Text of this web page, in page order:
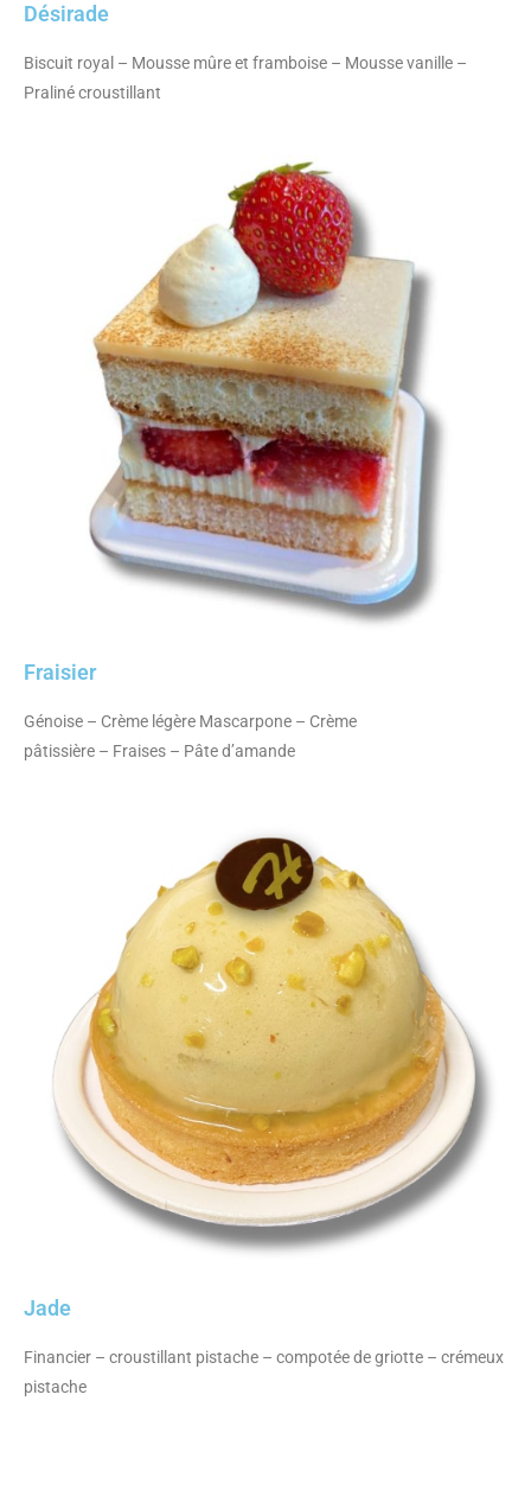
Désirade
Biscuit royal – Mousse mûre et framboise – Mousse vanille –
Praliné croustillant
Fraisier
Génoise – Crème légère Mascarpone – Crème
pâtissière – Fraises – Pâte d’amande
Jade
Financier – croustillant pistache – compotée de griotte – crémeux
pistache